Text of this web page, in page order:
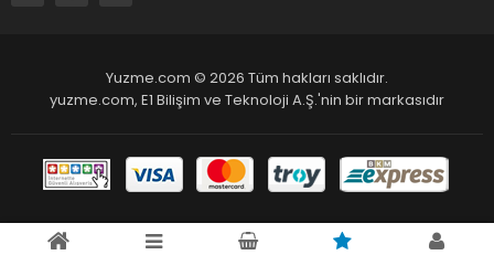
Yuzme.com © 2026 Tüm hakları saklıdır.
yuzme.com, E1 Bilişim ve Teknoloji A.Ş.'nin bir markasıdır